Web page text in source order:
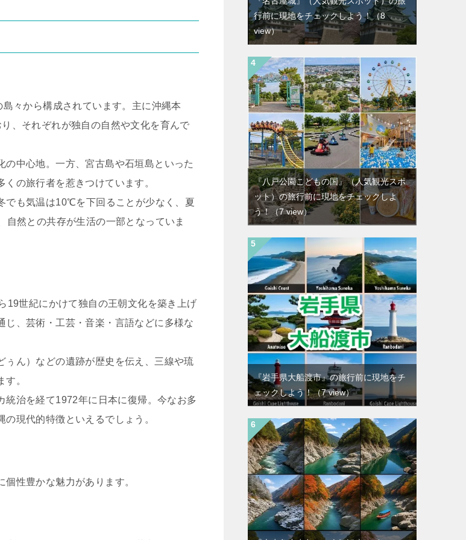
々から構成されています。主に沖縄本
、それぞれが独自の自然や文化を育んで
中心地。一方、宮古島や石垣島といった
の旅行者を惹きつけています。
でも気温は10℃を下回ることが少なく、夏
然との共存が生活の一部となっていま
19世紀にかけて独自の王朝文化を築き上げ
じ、芸術・工芸・音楽・言語などに多様な
ん）などの遺跡が歴史を伝え、三線や琉
。
統治を経て1972年に日本に復帰。今なお多
現代的特徴といえるでしょう。
性豊かな魅力があります。
行前に現地をチェックしよう！（8
view）
『八戸公園こどもの国』（人気観光スポ
ット）の旅行前に現地をチェックしよ
う！ （7 view）
『岩手県大船渡市』の旅行前に現地をチ
ェックしよう！（7 view）